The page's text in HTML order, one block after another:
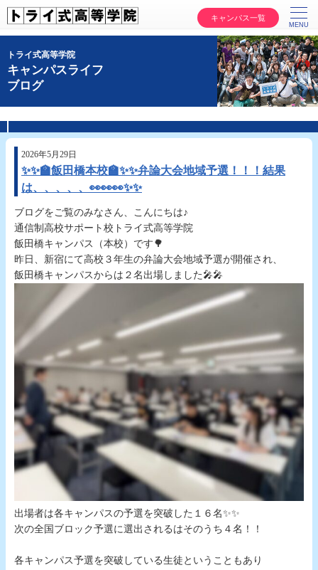
キャンパス一覧
トライ式高等学院
キャンパスライフ
ブログ
2026年5月29日
✨✨🏫飯田橋本校🏫✨✨弁論大会地域予選！！！結果
は、、、、、👀👀👀✨✨
ブログをご覧のみなさん、こんにちは♪
通信制高校サポート校トライ式高等学院
飯田橋キャンパス（本校）です🌳
昨日、新宿にて高校３年生の弁論大会地域予選が開催され、
飯田橋キャンパスからは２名出場しました🎤🎤
出場者は各キャンパスの予選を突破した１６名✨✨
次の全国ブロック予選に選出されるはそのうち４名！！
各キャンパス予選を突破している生徒ということもあり